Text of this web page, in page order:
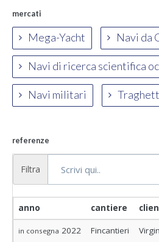
mercati
Mega-Yacht Navi da
Navi di ricerca scientifica
Navi militari
referenze
Filtra
anno cantiere
in consegna 2022 Fincantieri